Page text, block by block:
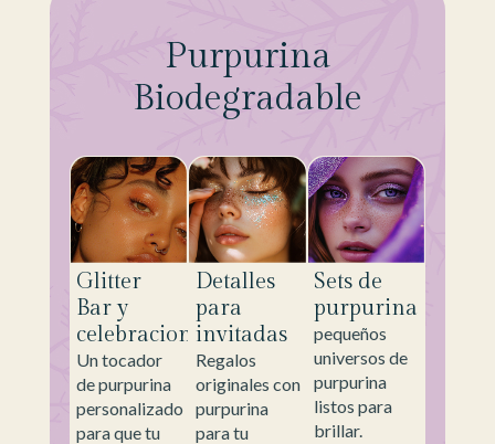
Purpurina
Biodegradable
Glitter
Bar y
celebraciones
Un tocador
de purpurina
personalizado
para que tu
Detalles
para
invitadas
Regalos
originales con
purpurina
para tu
Sets de
purpurina
pequeños
universos de
purpurina
listos para
brillar.